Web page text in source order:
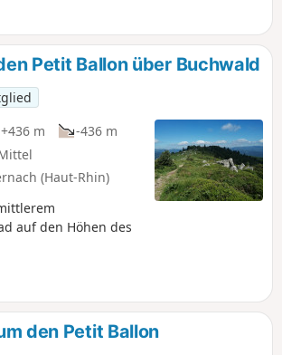
Teil der elsässischen Ebene
der Blick im Süden an den ersten
Alpen endet, und schließlich für die
30.08.2023. Hinweis der
wurde im Bereich (9) geändert,
Wegen zu bleiben. Bitte verlassen
wenn die Jagdsaison eröffnet/die Jagd
Petit Ballon über Buchwald
+436 m
-436 m
(Haut-Rhin)
auf den Höhen des
den Petit Ballon